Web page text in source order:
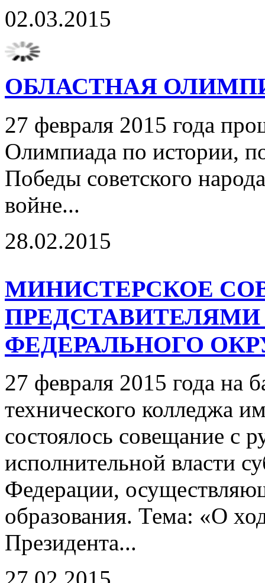
02.03.2015
ОБЛАСТНАЯ
27 февраля 2015 года
Олимпиада по истории,
Победы советского
войне...
28.02.2015
МИНИСТЕРСКОЕ
ФЕДЕРАЛЬНОГО
27 февраля 2015 года на
технического колледжа
состоялось совещание с
исполнительной власти
Федерации,
образования. Тема: «О
Президента...